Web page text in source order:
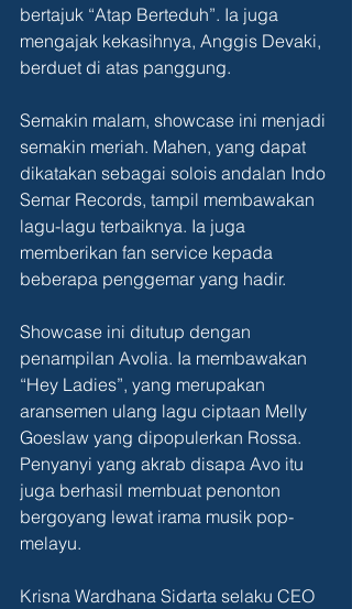
bertajuk “Atap Berteduh”. Ia juga
mengajak kekasihnya, Anggis Devaki,
berduet di atas panggung.
Semakin malam, showcase ini menjadi
semakin meriah. Mahen, yang dapat
dikatakan sebagai solois andalan Indo
Semar Records, tampil membawakan
lagu-lagu terbaiknya. Ia juga
memberikan fan service kepada
beberapa penggemar yang hadir.
Showcase ini ditutup dengan
penampilan Avolia. Ia membawakan
“Hey Ladies”, yang merupakan
aransemen ulang lagu ciptaan Melly
Goeslaw yang dipopulerkan Rossa.
Penyanyi yang akrab disapa Avo itu
juga berhasil membuat penonton
bergoyang lewat irama musik pop-
melayu.
Krisna Wardhana Sidarta selaku CEO